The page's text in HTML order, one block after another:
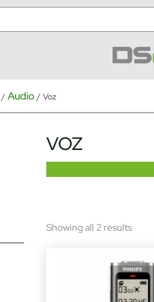
/Audio/ Voz
VOZ
Showing all 2 resultsSorted